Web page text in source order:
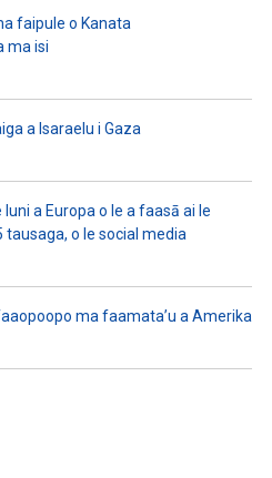
faipule o Kanata
ma isi
a Isaraelu i Gaza
a Europa o le a faasā ai le
o le social media
ma faamata’u a Amerika